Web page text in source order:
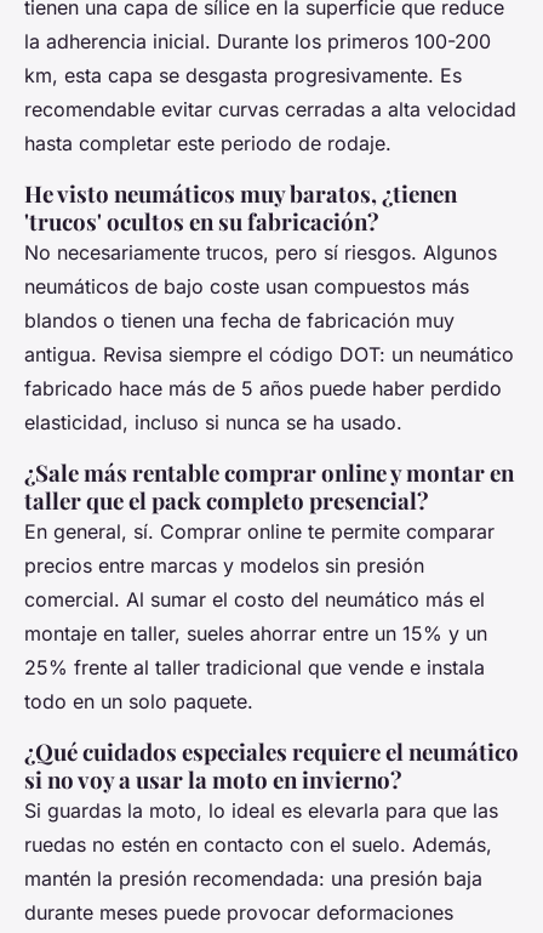
tienen una capa de sílice en la superficie que reduce
la adherencia inicial. Durante los primeros 100-200
km, esta capa se desgasta progresivamente. Es
recomendable evitar curvas cerradas a alta velocidad
hasta completar este periodo de rodaje.
He visto neumáticos muy baratos, ¿tienen
'trucos' ocultos en su fabricación?
No necesariamente trucos, pero sí riesgos. Algunos
neumáticos de bajo coste usan compuestos más
blandos o tienen una fecha de fabricación muy
antigua. Revisa siempre el código DOT: un neumático
fabricado hace más de 5 años puede haber perdido
elasticidad, incluso si nunca se ha usado.
¿Sale más rentable comprar online y montar en
taller que el pack completo presencial?
En general, sí. Comprar online te permite comparar
precios entre marcas y modelos sin presión
comercial. Al sumar el costo del neumático más el
montaje en taller, sueles ahorrar entre un 15% y un
25% frente al taller tradicional que vende e instala
todo en un solo paquete.
¿Qué cuidados especiales requiere el neumático
si no voy a usar la moto en invierno?
Si guardas la moto, lo ideal es elevarla para que las
ruedas no estén en contacto con el suelo. Además,
mantén la presión recomendada: una presión baja
durante meses puede provocar deformaciones